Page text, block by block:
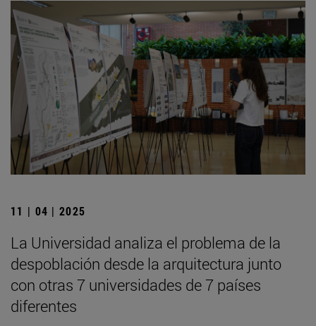
11 | 04 | 2025
La Universidad analiza el problema de la
despoblación desde la arquitectura junto
con otras 7 universidades de 7 países
diferentes